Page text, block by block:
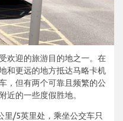
欢迎的旅游目的地之一。在
和更远的地方抵达马略卡机
，但有两个可靠且频繁的公
近的一些度假胜地。
里/5英里处，乘坐公交车只